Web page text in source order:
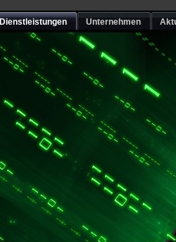
Dienstleistungen Unternehmen